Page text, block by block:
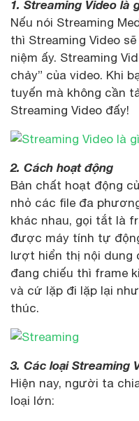
1. Streaming Video là
Nếu nói Streaming
thì Streaming Video
niệm ấy. Streaming
chảy” của video. Khi
tuyến mà không cần
Streaming Video đấy!
2. Cách hoạt động
Bản chất hoạt động
nhỏ các file đa
khác nhau, gọi tắt là
được máy tính tự
lượt hiển thị nội dung
đang chiếu thì frame
và cứ lặp đi lặp lại
thúc.
3. Các loại Streaming
Hiện nay, người ta
loại lớn: